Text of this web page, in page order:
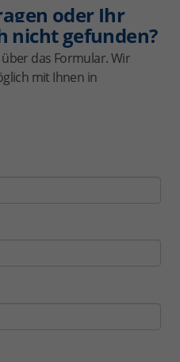
oder Ihr
nicht gefunden?
das Formular. Wir
mit Ihnen in